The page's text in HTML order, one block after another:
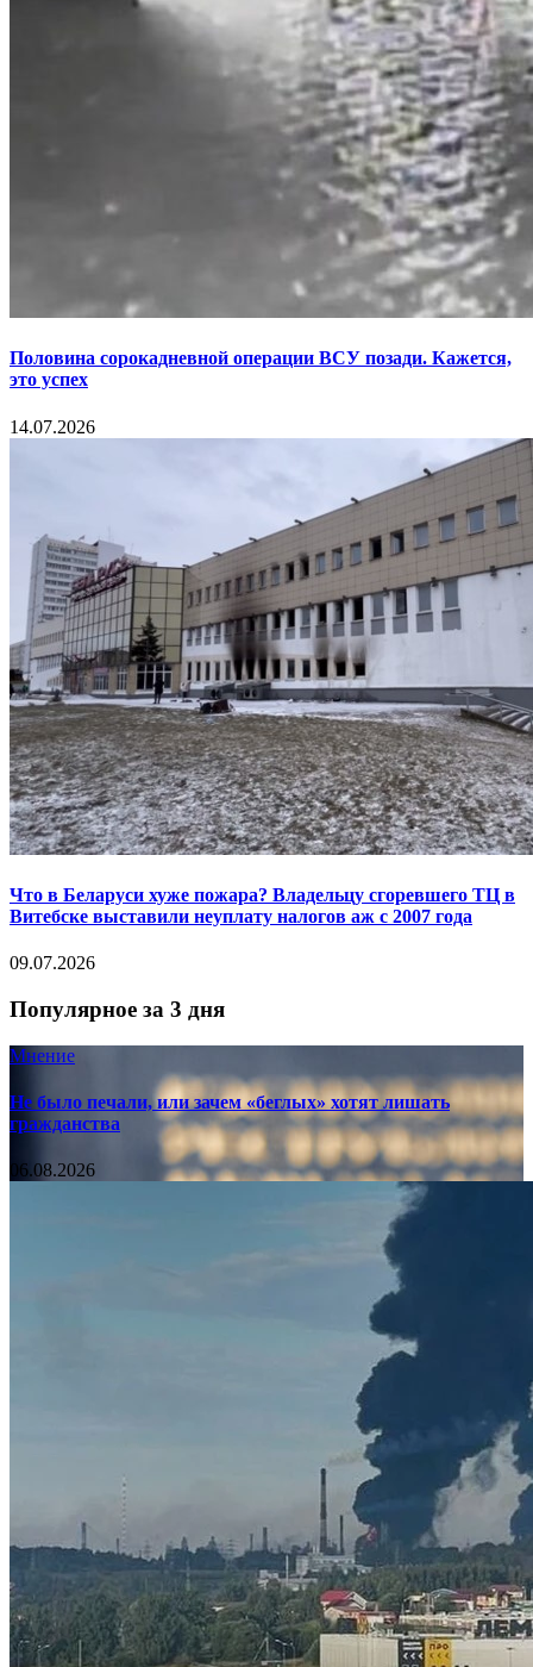
Половина сорокадневной операции ВСУ позади. Кажется,
это успех
14.07.2026
Что в Беларуси хуже пожара? Владельцу сгоревшего ТЦ в
Витебске выставили неуплату налогов аж с 2007 года
09.07.2026
Популярное за 3 дня
Мнение
Не было печали, или зачем «беглых» хотят лишать
гражданства
06.08.2026